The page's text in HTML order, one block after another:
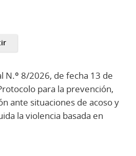
N.º 8/2026, de fecha 13 de
para la prevención,
ante situaciones de acoso y
la violencia basada en